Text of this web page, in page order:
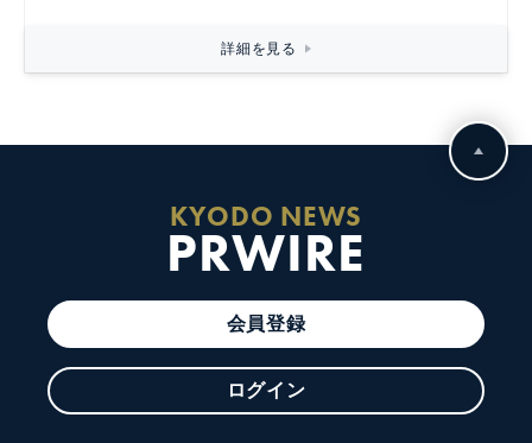
詳細を見る
KYODO NEWS
PRWIRE
会員登録
ログイン